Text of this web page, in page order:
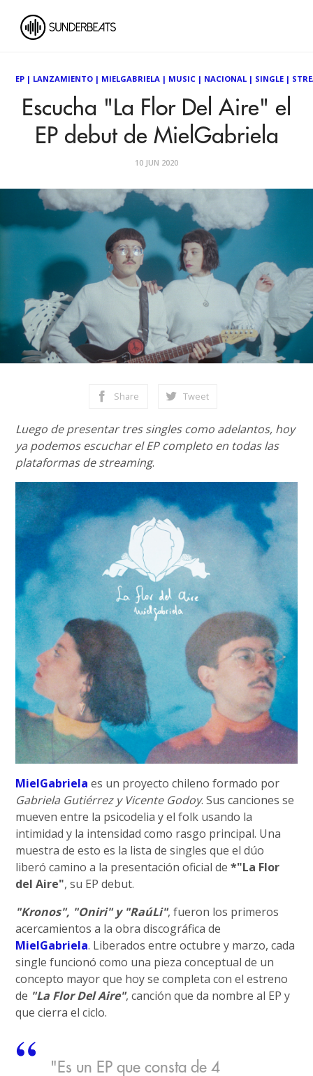
EP | LANZAMIENTO | MIELGABRIELA | MUSIC | NACIONAL | SINGLE |
Escucha "La Flor Del Aire" el
EP debut de MielGabriela
10 JUN 2020
Share Tweet
Luego de presentar tres singles como adelantos, hoy
ya podemos escuchar el EP completo en todas las
plataformas de streaming.
MielGabriela es un proyecto chileno formado por
Gabriela Gutiérrez y Vicente Godoy. Sus canciones se
mueven entre la psicodelia y el folk usando la
intimidad y la intensidad como rasgo principal. Una
muestra de esto es la lista de singles que el dúo
liberó camino a la presentación oficial de*"La Flor
del Aire", su EP debut.
"Kronos", "Oniri" y "RaúLi", fueron los primeros
acercamientos a la obra discográfica de
MielGabriela. Liberados entre octubre y marzo, cada
single funcionó como una pieza conceptual de un
concepto mayor que hoy se completa con el estreno
de "La Flor Del Aire", canción que da nombre al EP y
que cierra el ciclo.
"Es un EP que consta de 4